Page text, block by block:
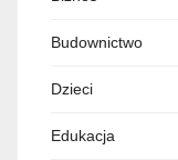
Budownictwo
Dzieci
Edukacja